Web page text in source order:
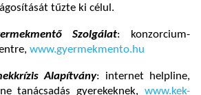
tűzte ki célul.
Szolgálat: konzorcium-
www.gyermekmento.hu
Alapítvány: internet helpline,
tanácsadás gyerekeknek, www.kek-